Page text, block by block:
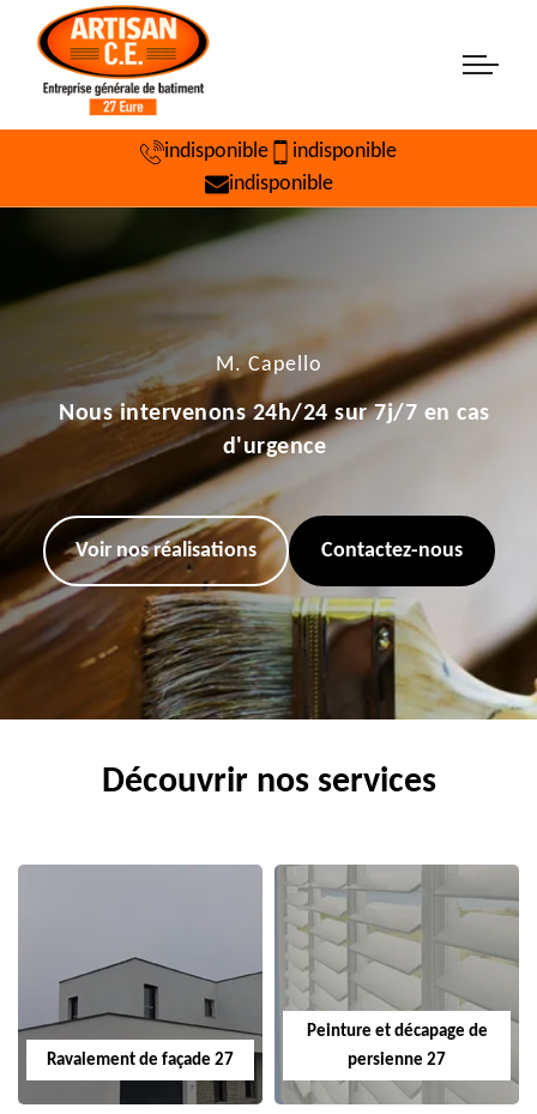
indisponible
indisponible
indisponible
M. Capello
Nous intervenons 24h/24 sur 7j/7 en cas
d'urgence
Voir nos réalisations Contactez-nous
Découvrir nos services
Ravalement de façade 27
Peinture et décapage de
persienne 27